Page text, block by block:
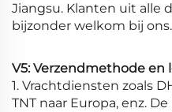
Jiangsu. Klanten uit alle
bijzonder welkom bij ons.
V5: Verzendmethode en
1. Vrachtdiensten zoals
TNT naar Europa, enz.